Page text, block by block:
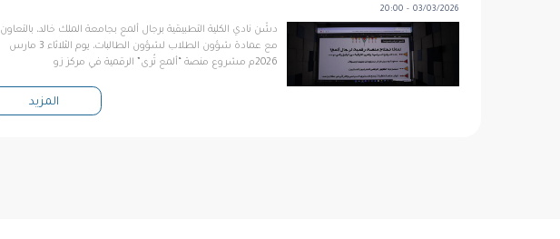
03/03/2026 - 20:00
دشّن نادي الكلية التطبيقية برجال ألمع بجامعة الملك خالد، بالتعاون
مع عمادة شؤون الطلاب لشؤون الطالبات، يوم الثلاثاء 3 مارس
2026م مشروع منصة “ألمع تُرى” الرقمية في مركز زو
المزيد